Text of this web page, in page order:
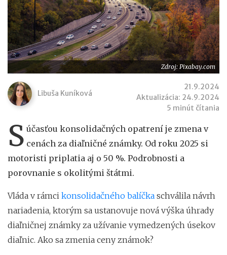
Zdroj: Pixabay.com
Libuša Kuníková
21.9.2024
Aktualizácia: 24.9.2024
5 minút čítania
S účasťou konsolidačných opatrení je zmena v
cenách za diaľničné známky. Od roku 2025 si
motoristi priplatia aj o 50 %. Podrobnosti a
porovnanie s okolitými štátmi.
Vláda v rámci konsolidačného balíčka schválila návrh
nariadenia, ktorým sa ustanovuje nová výška úhrady
diaľničnej známky za užívanie vymedzených úsekov
diaľnic. Ako sa zmenia ceny známok?